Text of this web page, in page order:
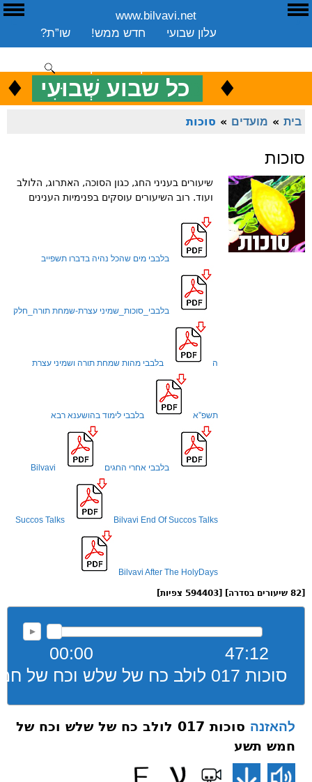
www.bilvavi.net
שו”ת?
חדש ממש!
עלון שבועי
שיעורים שבועי
ספרים
ארכיון
סקירה כללית
ENGLISH ♦ כל שבוע שְׁבוּעִי ♦
בית » מועדים » סוכות
סוכות
שיעורים בעניני החג, כגון הסוכה, האתרוג, הלולב
ועוד. רוב השיעורים עוסקים בפנימיות הענינים
בלבבי מים שהכל נהיה בדברו תשפייב
בלבבי_סוכות_שמיני עצרת-שמחת תורה_חלק
ה בלבבי מהות שמחת תורה ושמיני עצרת
תשפ”א בלבבי לימוד בהושענא רבא
בלבבי אחרי החגים Bilvavi
Succos Talks Bilvavi End Of Succos Talks
Bilvavi After The HolyDays
00:00
47:12
סוכות 017 לולב כח של שלש וכח של חמש תשע
להאזנה
סוכות 017 לולב כח של שלש וכח של
חמש תשע